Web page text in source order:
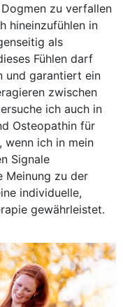
zu verfallen
hineinzufühlen in
als
Fühlen darf
und garantiert ein
zwischen
ich auch in
Osteopathin für
wenn ich in mein
Signale
Meinung zu der
individuelle,
gewährleistet.